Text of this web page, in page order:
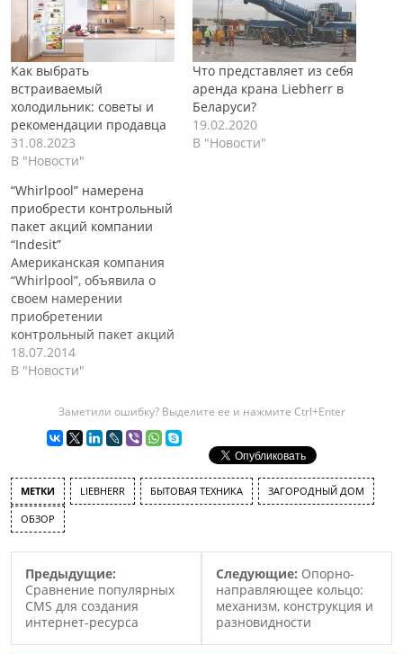
Как выбрать
встраиваемый
холодильник: советы и
рекомендации продавца
31.08.2023
В "Новости"
Что представляет из себя
аренда крана Liebherr в
Беларуси?
19.02.2020
В "Новости"
“Whirlpool” намерена
приобрести контрольный
пакет акций компании
“Indesit”
Американская компания
“Whirlpool”, объявила о
своем намерении
приобретении
контрольный пакет акций
итальянской компании
“Indesit”. Американская
приобрести около 67%
сделки, должна составить
долларов. Если данная
сделка состоится, то
компания “Whirlpool”
станет крупнейшим
производителем бытовой
техники в мире.
Планируется, что следка
будет оформлена уже…
18.07.2014
В "Новости"
Заметили ошибку? Выделите ее и нажмите Ctrl+Enter
МЕТКИ LIEBHERR БЫТОВАЯ ТЕХНИКА ЗАГОРОДНЫЙ ДОМ
ОБЗОР
Предыдущие:
Сравнение популярных
CMS для создания
интернет-ресурса
Следующие: Опорно-
направляющее кольцо:
механизм, конструкция и
разновидности